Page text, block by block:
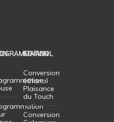
ETHANOL
Conversion
éthanol
Plaisance
du Touch
Conversion